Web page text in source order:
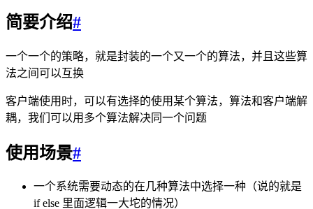
简要介绍#
一个一个的策略，就是封装的一个又一个的算法，并且这些算
法之间可以互换
客户端使用时，可以有选择的使用某个算法，算法和客户端解
耦，我们可以用多个算法解决同一个问题
使用场景#
一个系统需要动态的在几种算法中选择一种（说的就是
if else 里面逻辑一大坨的情况）